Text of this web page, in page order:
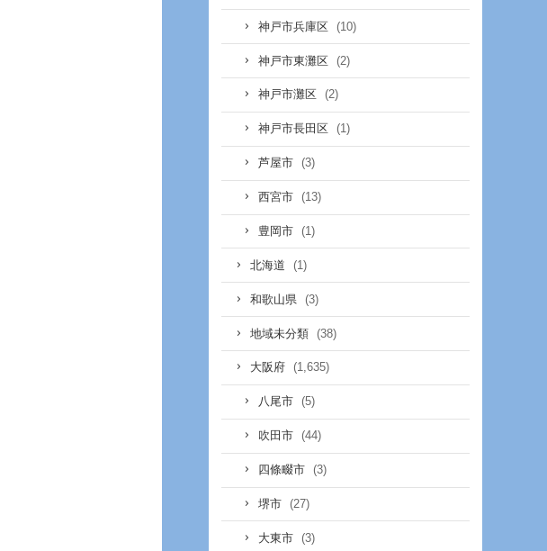
神戸市兵庫区 (10)
神戸市東灘区 (2)
神戸市灘区 (2)
神戸市長田区 (1)
芦屋市 (3)
西宮市 (13)
豊岡市 (1)
北海道 (1)
和歌山県 (3)
地域未分類 (38)
大阪府 (1,635)
八尾市 (5)
吹田市 (44)
四條畷市 (3)
堺市 (27)
大東市 (3)